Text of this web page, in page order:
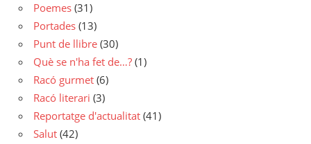
Poemes (31)
Portades (13)
Punt de llibre (30)
Què se n'ha fet de…? (1)
Racó gurmet (6)
Racó literari (3)
Reportatge d'actualitat (41)
Salut (42)